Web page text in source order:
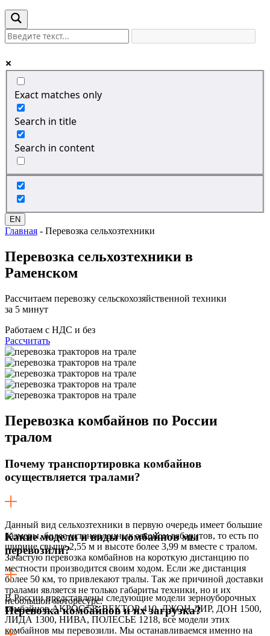
Exact matches only
Search in title
Search in content
EN
Главная - Перевозка сельхозтехники
Перевозка сельхозтехники в
Раменском
Рассчитаем перевозку сельскохозяйственной техники
за 5 минут
Работаем с НДС и без
Рассчитать
Перевозка комбайнов по России
тралом
Почему транспортировка комбайнов
осуществляется тралами?
Данный вид сельхозтехники в первую очередь имеет большие
размеры, более установленных законом габаритов, то есть по
ширине свыше 2,55 м и высоте более 3,99 м вместе с тралом.
Зачастую перевозка комбайнов на короткую дистанцию по
местности производится своим ходом. Если же дистанция
более 50 км, то привлекают тралы. Так же причиной доставки
тралами является не только габариты техники, но и их
небольшой моторесурс.
Какие модели и виды комбайнов мы
перевозили?
В России представлены следующие модели зерноуборочных
комбайнов АКРОС 58, ВЕКТОР 410, ДЖОН ДИР, ДОН 1500,
ЛИДА 1300, НИВА, ПОЛЕСЬЕ 1218, все модели этих
комбайнов мы перевозили. Мы останавливаемся именно на
Перевозка комбайнов и их загрузка?